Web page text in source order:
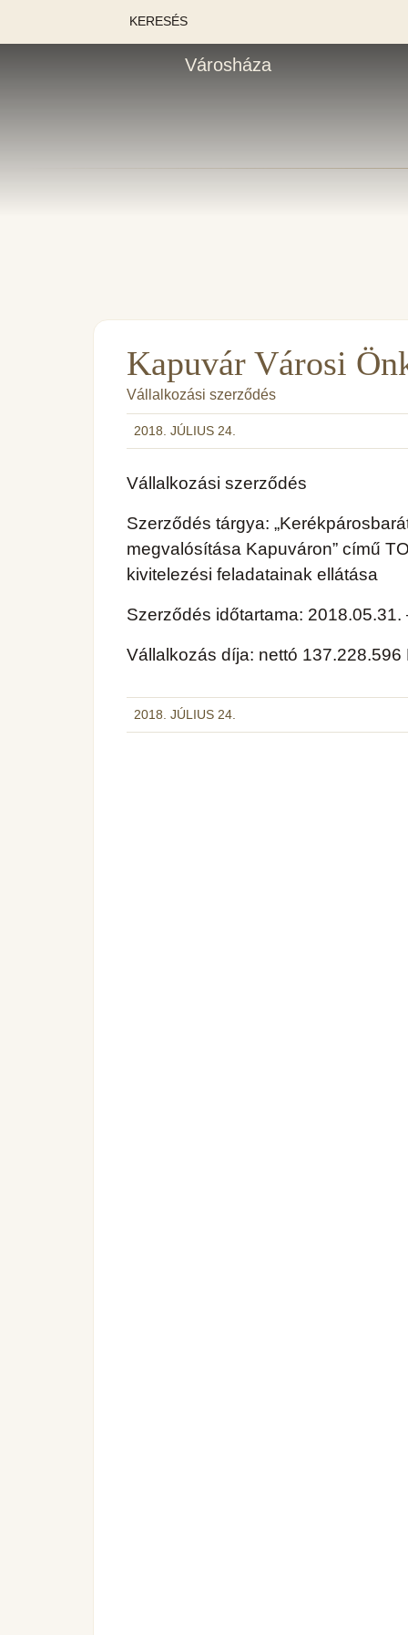
KERESÉS
Városháza
Kapuvár Városi
Vállalkozási szerződés
2018. JÚLIUS 24.
Vállalkozási szerződés
Szerződés tárgya:
megvalósítása Kapuváron” című
kivitelezési feladatainak ellátása
Szerződés időtartama: 2018.05.31.
Vállalkozás díja: nettó
2018. JÚLIUS 24.